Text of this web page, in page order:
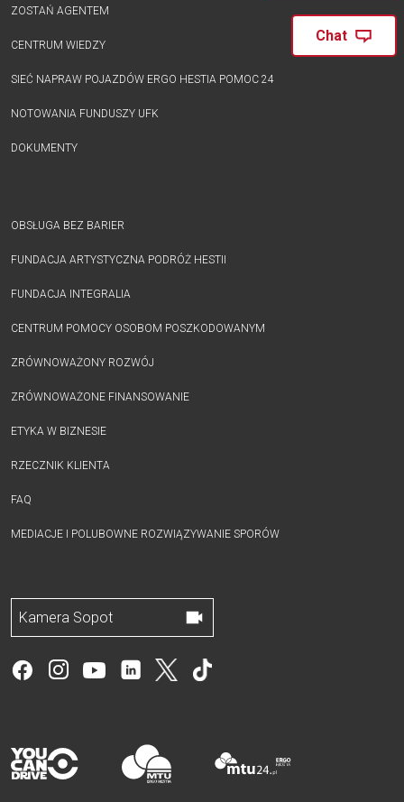
ZOSTAŃ AGENTEM
CENTRUM WIEDZY
SIEĆ NAPRAW POJAZDÓW ERGO HESTIA POMOC 24
NOTOWANIA FUNDUSZY UFK
DOKUMENTY
OBSŁUGA BEZ BARIER
FUNDACJA ARTYSTYCZNA PODRÓŻ HESTII
FUNDACJA INTEGRALIA
CENTRUM POMOCY OSOBOM POSZKODOWANYM
ZRÓWNOWAŻONY ROZWÓJ
ZRÓWNOWAŻONE FINANSOWANIE
ETYKA W BIZNESIE
RZECZNIK KLIENTA
FAQ
MEDIACJE I POLUBOWNE ROZWIĄZYWANIE SPORÓW
Kamera Sopot
Chat